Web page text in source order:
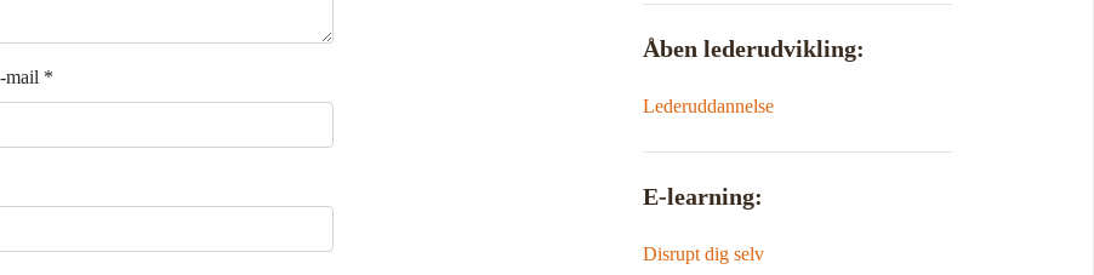
mail *
Åben lederudvikling:
Lederuddannelse
E-learning:
Disrupt dig selv